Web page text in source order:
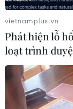
Hà Nội:
được chữa
17/09/2021 08:14
Nam bệnh nhân
sử dụng nhiều kỹ
máu và cuối
phục sau 50
vietnamplus.vn
Phát hiện lỗ
loạt trình